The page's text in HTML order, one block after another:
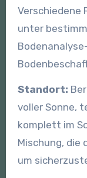
Verschiedene
unter
Standort:
voller Sonne,
komplett im
Mischung,
um